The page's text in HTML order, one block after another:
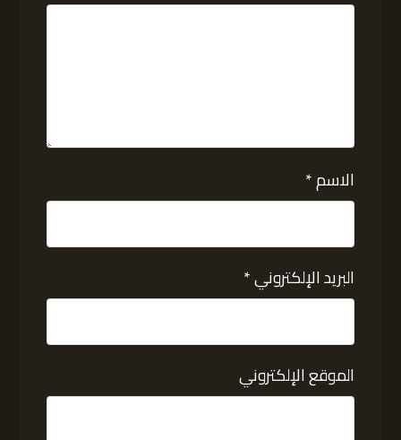
الاسم*
البريد الإلكتروني*
الموقع الإلكتروني